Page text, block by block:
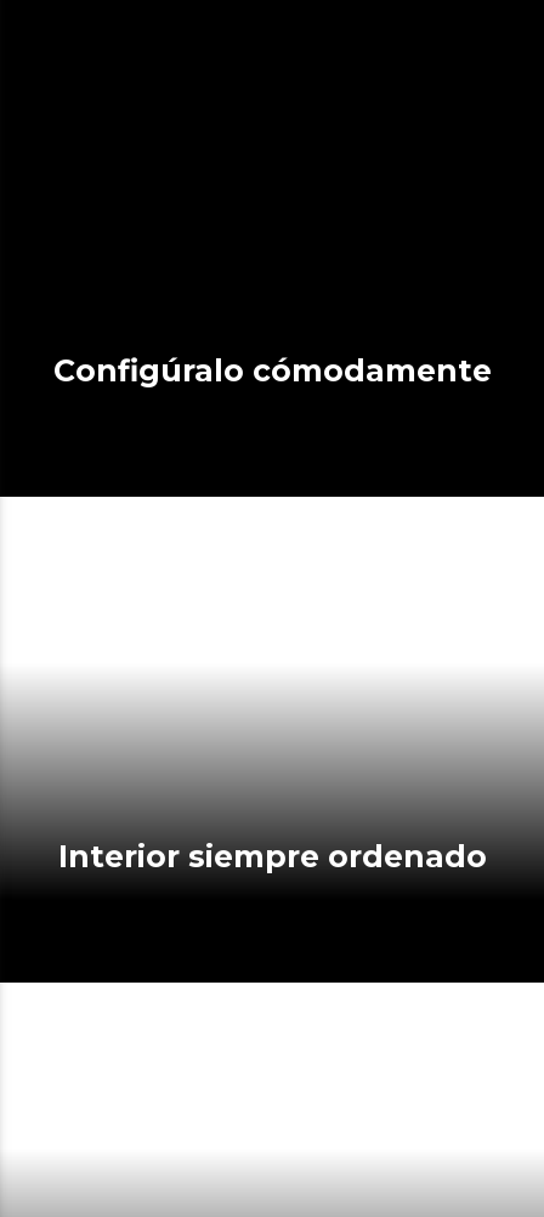
Configúralo cómodamente
Interior siempre ordenado